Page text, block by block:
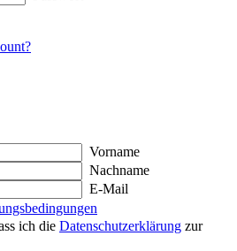
Vorname
Nachname
E-Mail
ich die Datenschutzerklärung zur